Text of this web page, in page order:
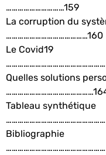
…………………………159
La corruption du
……………………………………160
Le Covid19
Quelles solutions
Tableau synthétique
Bibliographie